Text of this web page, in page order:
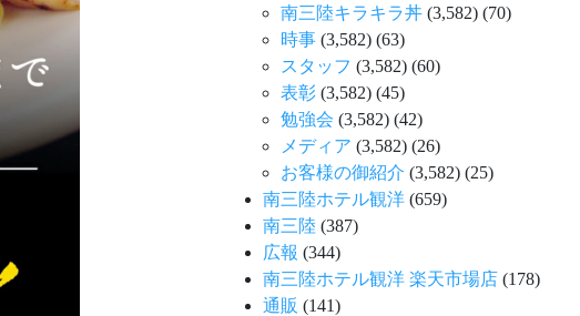
南三陸キラキラ丼 (3,582) (70)
時事 (3,582) (63)
スタッフ (3,582) (60)
表彰 (3,582) (45)
勉強会 (3,582) (42)
メディア (3,582) (26)
お客様の御紹介 (3,582) (25)
南三陸ホテル観洋 (659)
南三陸 (387)
広報 (344)
南三陸ホテル観洋 楽天市場店 (178)
通販 (141)